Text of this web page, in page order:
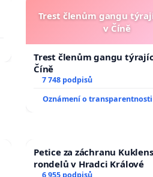
Trest členům gangu
v Číně
Trest členům gangu
Číně
7 748 podpisů
Oznámení o transparentnosti
Petice za záchranu
rondelů v Hradci Králové